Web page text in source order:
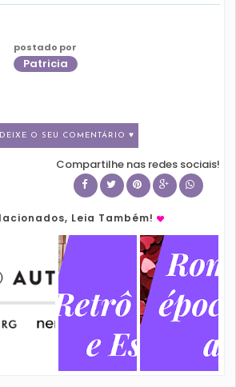
postado por
Patricia
O SEU COMENTÁRIO ♥
Compartilhe nas redes sociais!
Leia Também!